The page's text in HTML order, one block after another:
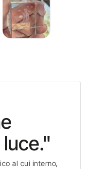
al cui interno,